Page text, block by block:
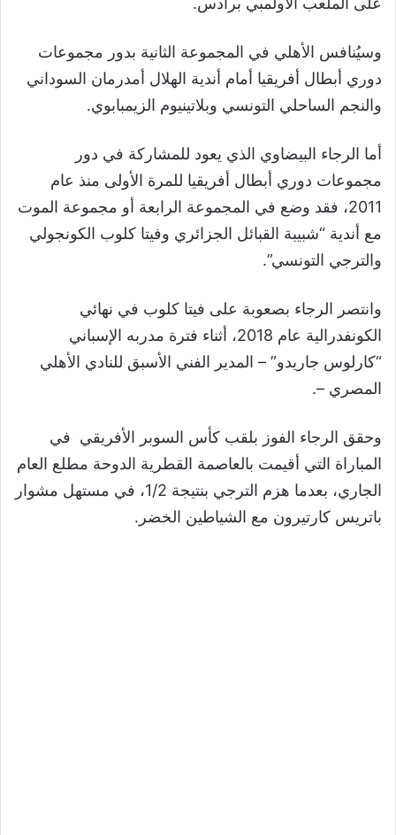
وسيُنافس الأهلي في المجموعة الثانية بدور مجموعات
دوري أبطال أفريقيا أمام أندية الهلال أمدرمان السوداني
والنجم الساحلي التونسي وبلاتينيوم الزيمبابوي.
أما الرجاء البيضاوي الذي يعود للمشاركة في دور
مجموعات دوري أبطال أفريقيا للمرة الأولى منذ عام
2011، فقد وضع في المجموعة الرابعة أو مجموعة الموت
مع أندية “شبيبة القبائل الجزائري وفيتا كلوب الكونجولي
والترجي التونسي”
.
وانتصر الرجاء بصعوبة على فيتا كلوب في نهائي
الكونفدرالية عام 2018، أثناء فترة مدربه الإسباني
“كارلوس جاريدو”
– المدير الفني الأسبق للنادي الأهلي
المصري –
.
وحقق الرجاء الفوز بلقب كأس السوبر الأفريقي في
المباراة التي أقيمت بالعاصمة القطرية الدوحة مطلع العام
الجاري، بعدما هزم الترجي بنتيجة 1/2، في مستهل مشوار
باتريس كارتيرون مع الشياطين الخضر.